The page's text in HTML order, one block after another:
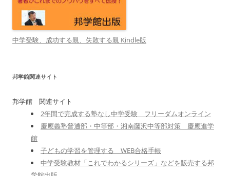
中学受験、成功する親、失敗する親 Kindle版
邦学館関連サイト
邦学館 関連サイト
2年間で完成する塾なし中学受験 フリーダムオンライン
慶應義塾普通部・中等部・湘南藤沢中等部対策 慶應進学
館
子どもの学習を管理する WEB合格手帳
中学受験教材「これでわかるシリーズ」などを販売する邦